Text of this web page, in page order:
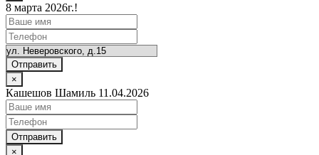
8 марта 2026г.!
Отправить
×
Кашешов Шамиль 11.04.2026
Отправить
×